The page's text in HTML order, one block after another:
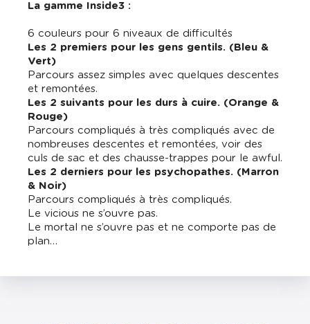
La gamme Inside3 :
6 couleurs pour 6 niveaux de difficultés
Les 2 premiers pour les gens gentils. (Bleu &
Vert)
Parcours assez simples avec quelques descentes
et remontées.
Les 2 suivants pour les durs à cuire. (Orange &
Rouge)
Parcours compliqués à très compliqués avec de
nombreuses descentes et remontées, voir des
culs de sac et des chausse-trappes pour le awful.
Les 2 derniers pour les psychopathes. (Marron
& Noir)
Parcours compliqués à très compliqués.
Le vicious ne s’ouvre pas.
Le mortal ne s’ouvre pas et ne comporte pas de
plan…